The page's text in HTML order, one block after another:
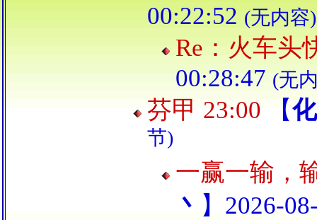
00:22:52 (无内容)
Re：火车头
00:28:47 (无
芬甲 23:00 【
节)
一赢一输，
丶 】2026-